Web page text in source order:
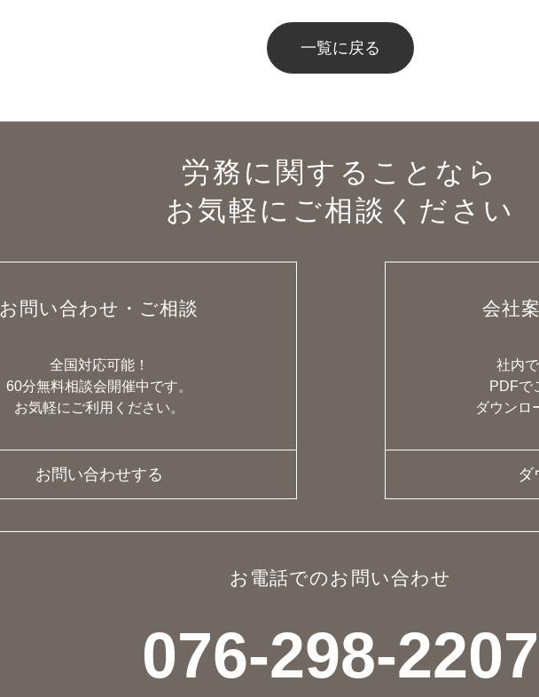
一覧に戻る
労務に関することなら
お気軽にご相談ください
お問い合わせ・ご相談
全国対応可能！
60分無料相談会開催中です。
お気軽にご利用ください。
お問い合わせする
会社
社内
PDFで
ダウンロ
ダ
お電話でのお問い合わせ
076-298-2207